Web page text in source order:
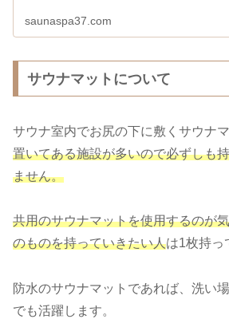
saunaspa37.com
サウナマットについて
サウナ室内でお尻の下に敷くサウナマ
置いてある施設が多いので必ずしも
ません。
共用のサウナマットを使用するのが
のものを持っていきたい人は1枚持っ
防水のサウナマットであれば、洗い
でも活躍します。